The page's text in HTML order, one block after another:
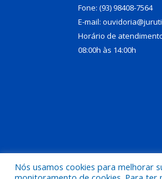
Fone: (93) 98408-7564
E-mail:
Horário de
08:00h às 14:00h
Todos os direitos
Nós usamos cookies para melhorar